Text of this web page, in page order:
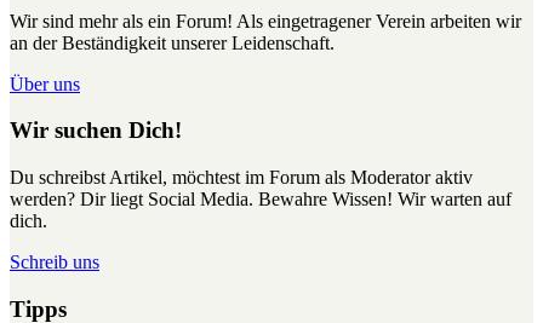
Wir sind mehr als ein Forum! Als eingetragener Verein arbeiten wir
an der Beständigkeit unserer Leidenschaft.
Über uns
Wir suchen Dich!
Du schreibst Artikel, möchtest im Forum als Moderator aktiv
werden? Dir liegt Social Media. Bewahre Wissen! Wir warten auf
dich.
Schreib uns
Tipps